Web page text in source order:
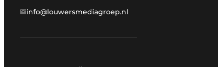
info@louwersmediagroep.nl